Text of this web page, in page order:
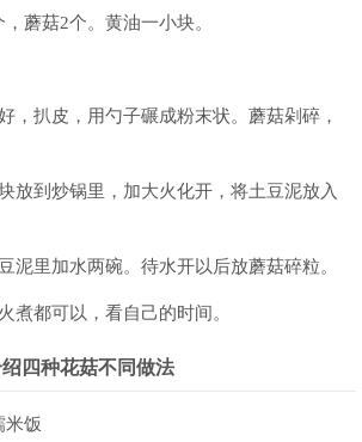
蘑菇2个。黄油一小块。
，扒皮，用勺子碾成粉末状。蘑菇剁碎，
放到炒锅里，加大火化开，将土豆泥放入
泥里加水两碗。待水开以后放蘑菇碎粒。
煮都可以，看自己的时间。
四种花菇不同做法
米饭